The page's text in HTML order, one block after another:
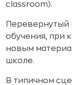
classroom).
Перевернутый
обучения, при
новым
школе.
В типичном